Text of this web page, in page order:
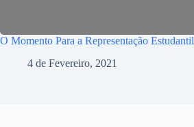
O Momento Para a Representação Estudantil
4 de Fevereiro, 2021